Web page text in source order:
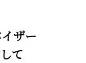
ザー
て